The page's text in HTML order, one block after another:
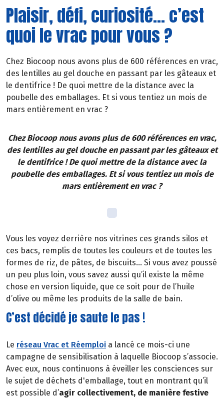
Plaisir, défi, curiosité… c’est
quoi le vrac pour vous ?
Chez Biocoop nous avons plus de 600 références en vrac,
des lentilles au gel douche en passant par les gâteaux et
le dentifrice ! De quoi mettre de la distance avec la
poubelle des emballages. Et si vous tentiez un mois de
mars entièrement en vrac ?
Chez Biocoop nous avons plus de 600 références en vrac,
des lentilles au gel douche en passant par les gâteaux et
le dentifrice ! De quoi mettre de la distance avec la
poubelle des emballages. Et si vous tentiez un mois de
mars entièrement en vrac ?
Vous les voyez derrière nos vitrines ces grands silos et
ces bacs, remplis de toutes les couleurs et de toutes les
formes de riz, de pâtes, de biscuits… Si vous avez poussé
un peu plus loin, vous savez aussi qu’il existe la même
chose en version liquide, que ce soit pour de l’huile
d’olive ou même les produits de la salle de bain.
C’est décidé je saute le pas !
Le réseau Vrac et Réemploi a lancé ce mois-ci une
campagne de sensibilisation à laquelle Biocoop s’associe.
Avec eux, nous continuons à éveiller les consciences sur
le sujet de déchets d'emballage, tout en montrant qu’il
est possible d’agir collectivement, de manière festive